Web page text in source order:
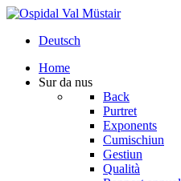
Deutsch
Home
Sur da nus
Back
Purtret
Exponents
Cumischiun
Gestiun
Qualità